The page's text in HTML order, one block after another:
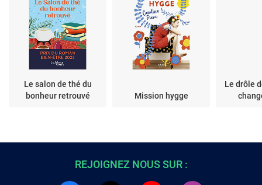
Le salon de thé du
bonheur retrouvé
Mission hygge
Le drôle
REJOIGNEZ NOUS SUR :